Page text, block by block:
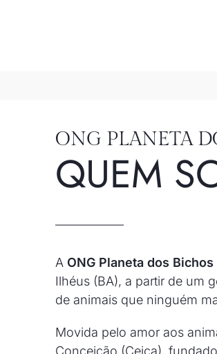
ONG PLANETA
QUEM
A ONG Planeta dos Bichos
Ilhéus (BA), a partir de um
de animais que ninguém
Movida pelo amor aos
Conceição (Ceiça),